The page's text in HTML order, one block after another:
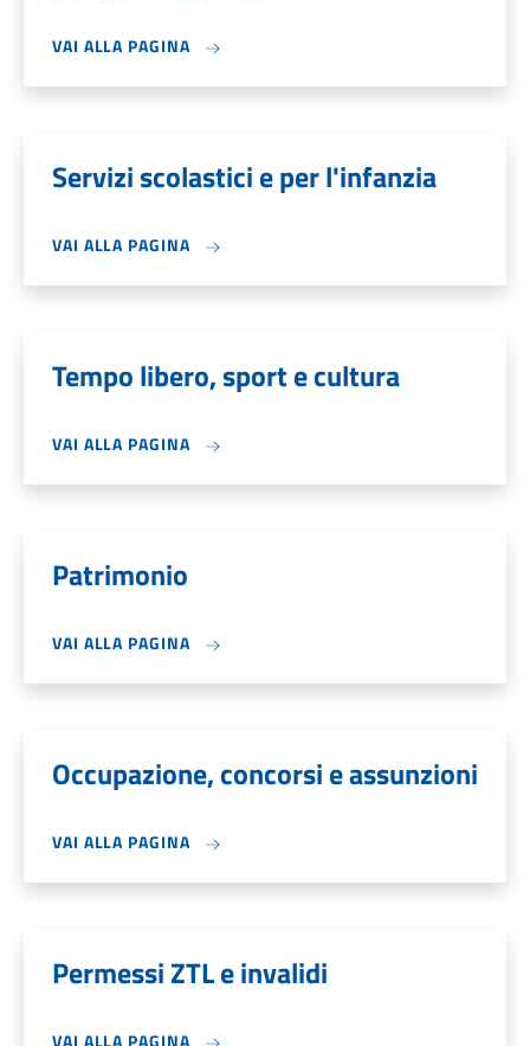
VAI ALLA PAGINA
Servizi scolastici e per l'infanzia
VAI ALLA PAGINA
Tempo libero, sport e cultura
VAI ALLA PAGINA
Patrimonio
VAI ALLA PAGINA
Occupazione, concorsi e assunzioni
VAI ALLA PAGINA
Permessi ZTL e invalidi
VAI ALLA PAGINA